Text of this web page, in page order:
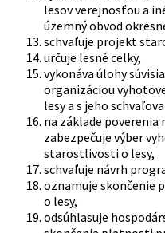
lesov verejnosťou a
územný obvod
schvaľuje projekt
určuje lesné celky,
vykonáva úlohy
organizáciou
lesy a s jeho
na základe
zabezpečuje výber
starostlivosti o lesy,
schvaľuje návrh
oznamuje
o lesy,
odsúhlasuje